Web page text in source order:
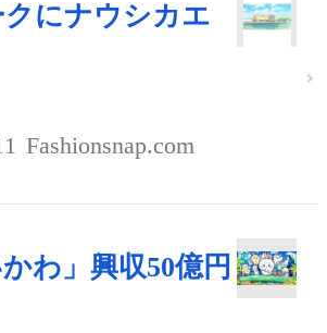
にナウシカエ
Fashionsnap.com
わ」興収50億円